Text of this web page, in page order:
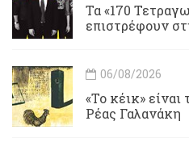
Τα «170
επιστρέφουν
06/08/2026
«Το κέικ»
Ρέας Γαλανάκη